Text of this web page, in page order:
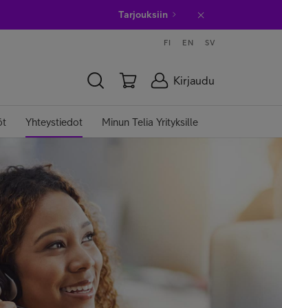
Tarjouksiin
FI EN SV
Kirjaudu
Yhteystiedot Minun Telia Yrityksille